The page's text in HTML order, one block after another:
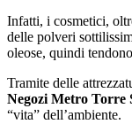
Infatti, i cosmetici,
delle polveri
oleose, quindi
Tramite delle
Negozi Metro Torre
“vita” dell’ambiente.